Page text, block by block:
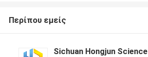
Περίπου εμείς
Sichuan Hongjun Science